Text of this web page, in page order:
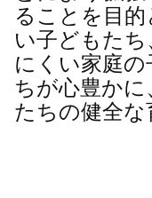
ることを目
い子どもた
にくい家庭
ちが心豊か
たちの健全